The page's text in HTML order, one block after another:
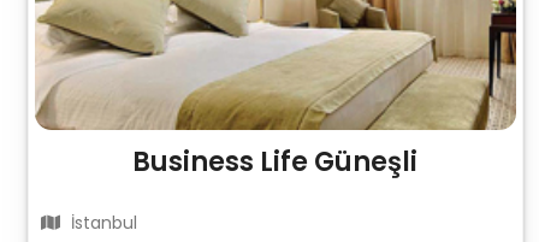
Business Life Güneşli
İstanbul